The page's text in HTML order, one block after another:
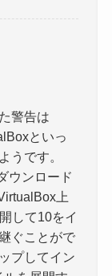
警告は
といっ
うです。
ウンロード
上
して10をイ
ぐことがで
プしてイン